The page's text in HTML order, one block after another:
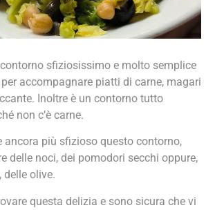
sfiziosissimo e molto semplice
accompagnare piatti di carne, magari
Inoltre è un contorno tutto
non c’è carne.
ancora più sfizioso questo contorno,
delle noci, dei pomodori secchi oppure,
olive.
questa delizia e sono sicura che vi